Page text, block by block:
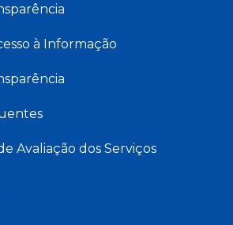
à Informação
Avaliação dos Serviços